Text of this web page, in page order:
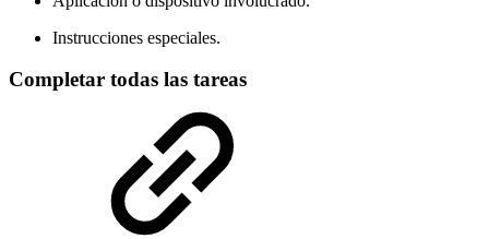
Instrucciones especiales.
Completar todas las tareas